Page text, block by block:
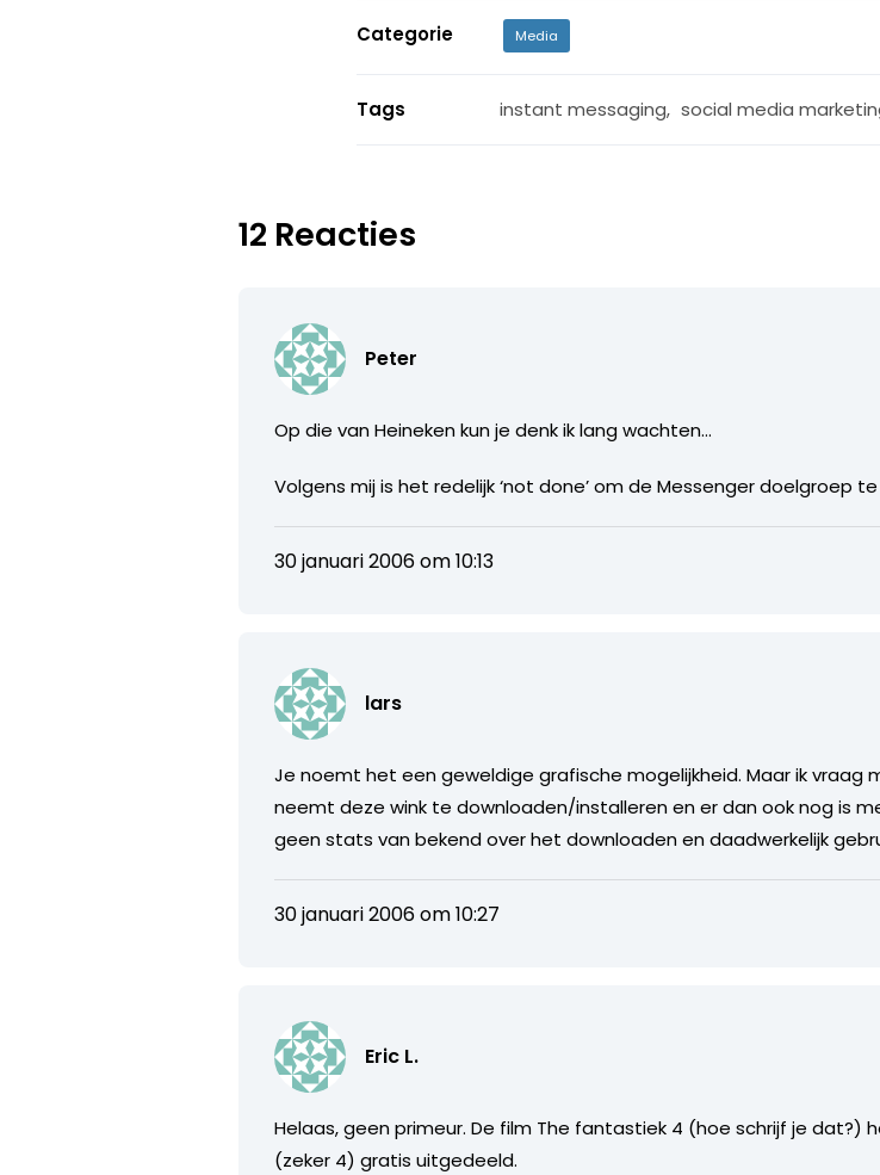
Categorie Media
Tags instant messaging, social media
12 Reacties
Peter
Op die van Heineken kun je denk ik lang wachten…
Volgens mij is het redelijk ‘not done’ om de Messenger
30 januari 2006 om 10:13
lars
Je noemt het een geweldige grafische mogelijkheid. Maar ik
neemt deze wink te downloaden/installeren en er dan ook nog is
geen stats van bekend over het downloaden en daadwerkelijk
30 januari 2006 om 10:27
Eric L.
Helaas, geen primeur. De film The fantastiek 4 (hoe schrijf je dat?)
(zeker 4) gratis uitgedeeld.